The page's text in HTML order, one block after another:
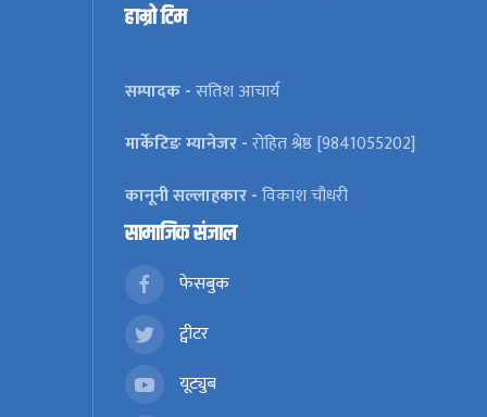
हाम्रो टिम
सम्पादक -सतिश आचार्य
मार्केटिङ म्यानेजर -रोहित श्रेष्ठ [9841055202]
कानूनी सल्लाहकार -विकाश चौधरी
सामाजिक संजाल
फेसबुक
ट्वीटर
यूट्युब